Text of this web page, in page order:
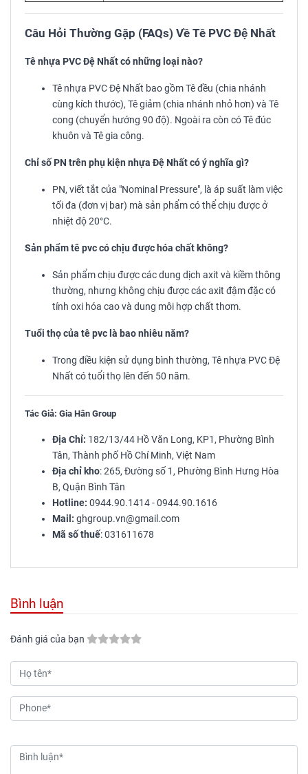
Câu Hỏi Thường Gặp (FAQs) Về Tê PVC Đệ Nhất
Tê nhựa PVC Đệ Nhất có những loại nào?
Tê nhựa PVC Đệ Nhất bao gồm Tê đều (chia nhánh
cùng kích thước), Tê giảm (chia nhánh nhỏ hơn) và Tê
cong (chuyển hướng 90 độ). Ngoài ra còn có Tê đúc
khuôn và Tê gia công.
Chỉ số PN trên phụ kiện nhựa Đệ Nhất có ý nghĩa gì?
PN, viết tắt của "Nominal Pressure", là áp suất làm việc
tối đa (đơn vị bar) mà sản phẩm có thể chịu được ở
nhiệt độ 20°C.
Sản phẩm tê pvc có chịu được hóa chất không?
Sản phẩm chịu được các dung dịch axit và kiềm thông
thường, nhưng không chịu được các axit đậm đặc có
tính oxi hóa cao và dung môi hợp chất thơm.
Tuổi thọ của tê pvc là bao nhiêu năm?
Trong điều kiện sử dụng bình thường, Tê nhựa PVC Đệ
Nhất có tuổi thọ lên đến 50 năm.
Tác Giả: Gia Hân Group
Địa Chỉ: 182/13/44 Hồ Văn Long, KP1, Phường Bình
Tân, Thành phố Hồ Chí Minh, Việt Nam
Địa chỉ kho: 265, Đường số 1, Phường Bình Hưng Hòa
B, Quận Bình Tân
Hotline: 0944.90.1414 - 0944.90.1616
Mail: ghgroup.vn@gmail.com
Mã số thuế: 031611678
Bình luận
Đánh giá của bạn